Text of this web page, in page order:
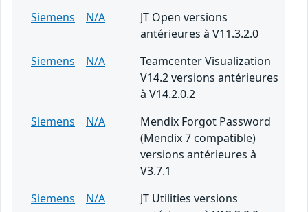
Siemens
N/A
JT Open versions
antérieures à V11.3.2.0
Siemens
N/A
Teamcenter Visualization
V14.2 versions antérieures
à V14.2.0.2
Siemens
N/A
Mendix Forgot Password
(Mendix 7 compatible)
versions antérieures à
V3.7.1
Siemens
N/A
JT Utilities versions